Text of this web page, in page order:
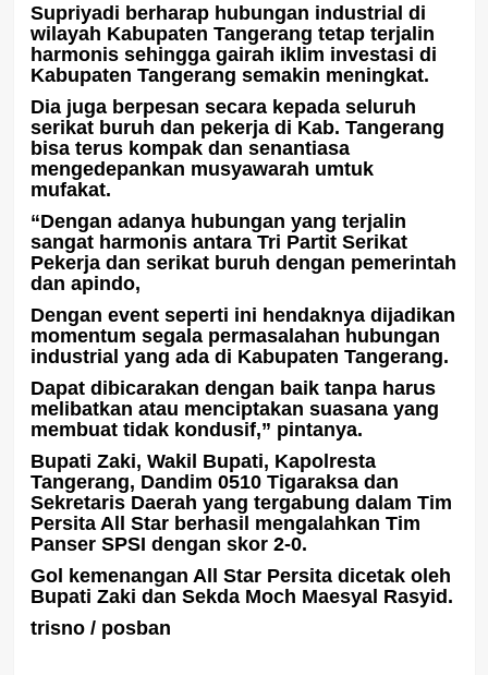
Supriyadi berharap hubungan industrial di
wilayah Kabupaten Tangerang tetap terjalin
harmonis sehingga gairah iklim investasi di
Kabupaten Tangerang semakin meningkat.
Dia juga berpesan secara kepada seluruh
serikat buruh dan pekerja di Kab. Tangerang
bisa terus kompak dan senantiasa
mengedepankan musyawarah umtuk
mufakat.
“Dengan adanya hubungan yang terjalin
sangat harmonis antara Tri Partit Serikat
Pekerja dan serikat buruh dengan pemerintah
dan apindo,
Dengan event seperti ini hendaknya dijadikan
momentum segala permasalahan hubungan
industrial yang ada di Kabupaten Tangerang.
Dapat dibicarakan dengan baik tanpa harus
melibatkan atau menciptakan suasana yang
membuat tidak kondusif,” pintanya.
Bupati Zaki, Wakil Bupati, Kapolresta
Tangerang, Dandim 0510 Tigaraksa dan
Sekretaris Daerah yang tergabung dalam Tim
Persita All Star berhasil mengalahkan Tim
Panser SPSI dengan skor 2-0.
Gol kemenangan All Star Persita dicetak oleh
Bupati Zaki dan Sekda Moch Maesyal Rasyid.
trisno / posban